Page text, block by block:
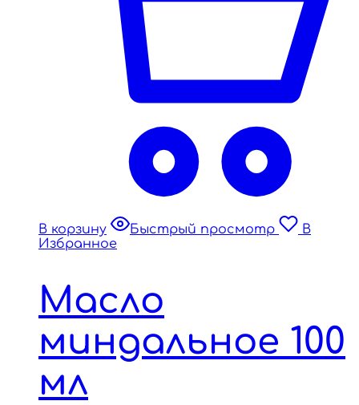
В корзину Быстрый просмотр
В
Избранное
Масло
миндальное 100
мл